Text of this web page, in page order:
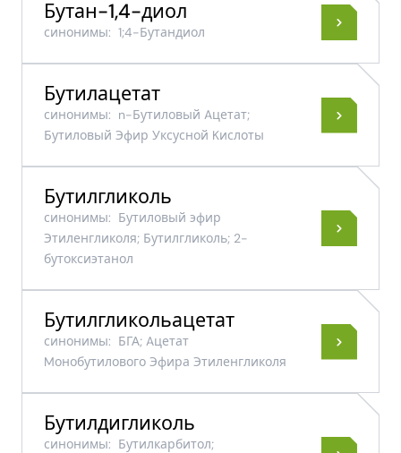
Бутан-​1,4-​диол
синонимы: 1;4-Бутандиол
Бутилацетат
синонимы: n-Бутиловый Aцетат;
Бутиловый Эфир Уксусной Kислоты
Бутилгликоль
синонимы: Бутиловый эфир
Этиленгликоля; Бутилгликоль; 2-
бутоксиэтанол
Бутилгликольацетат
синонимы: БГА; Aцетат
Mонобутилового Эфира Этиленгликоля
Бутилдигликоль
синонимы: Бутилкарбитол;